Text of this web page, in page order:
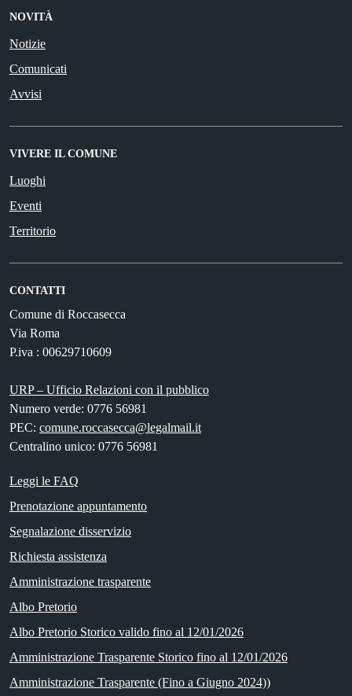
NOVITÀ
Notizie
Comunicati
Avvisi
VIVERE IL COMUNE
Luoghi
Eventi
Territorio
CONTATTI
Comune di Roccasecca
Via Roma
P.iva : 00629710609
URP – Ufficio Relazioni con il pubblico
Numero verde: 0776 56981
PEC: comune.roccasecca@legalmail.it
Centralino unico: 0776 56981
Leggi le FAQ
Prenotazione appuntamento
Segnalazione disservizio
Richiesta assistenza
Amministrazione trasparente
Albo Pretorio
Albo Pretorio Storico valido fino al 12/01/2026
Amministrazione Trasparente Storico fino al 12/01/2026
Amministrazione Trasparente (Fino a Giugno 2024))